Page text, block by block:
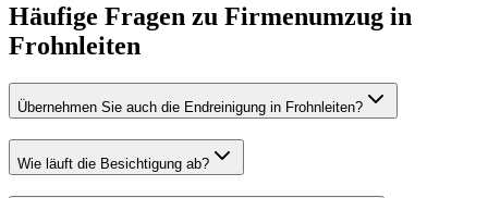
Häufige Fragen zu Firmenumzug in
Frohnleiten
Übernehmen Sie auch die Endreinigung in Frohnleiten?
Wie läuft die Besichtigung ab?